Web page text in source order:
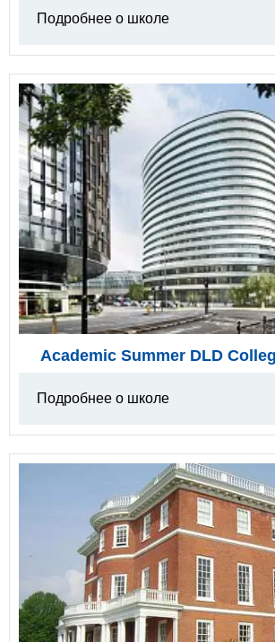
Подробнее о школе
Academic Summer DLD
Подробнее о школе